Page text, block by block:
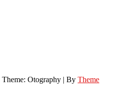
Theme: Otography | By Theme